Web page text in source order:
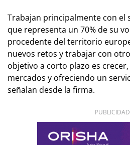
Trabajan principalmente con
que representa un 70% de su
procedente del territorio
nuevos retos y trabajar con
objetivo a corto plazo es
mercados y ofreciendo un
señalan desde la firma.
PUBLICIDAD